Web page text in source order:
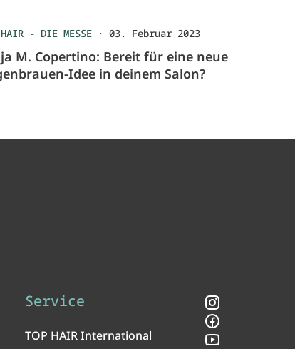
- DIE MESSE· 03. Februar 2023
M. Copertino: Bereit für eine neue
Idee in deinem Salon?
Service
TOP HAIR International